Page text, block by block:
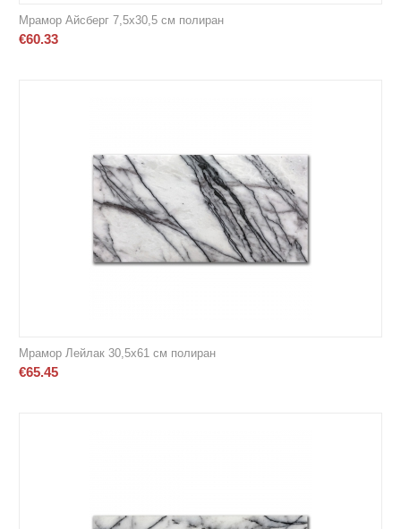
Мрамор Айсберг 7,5х30,5 см полиран
€60.33
Мрамор Лейлак 30,5х61 см полиран
€65.45